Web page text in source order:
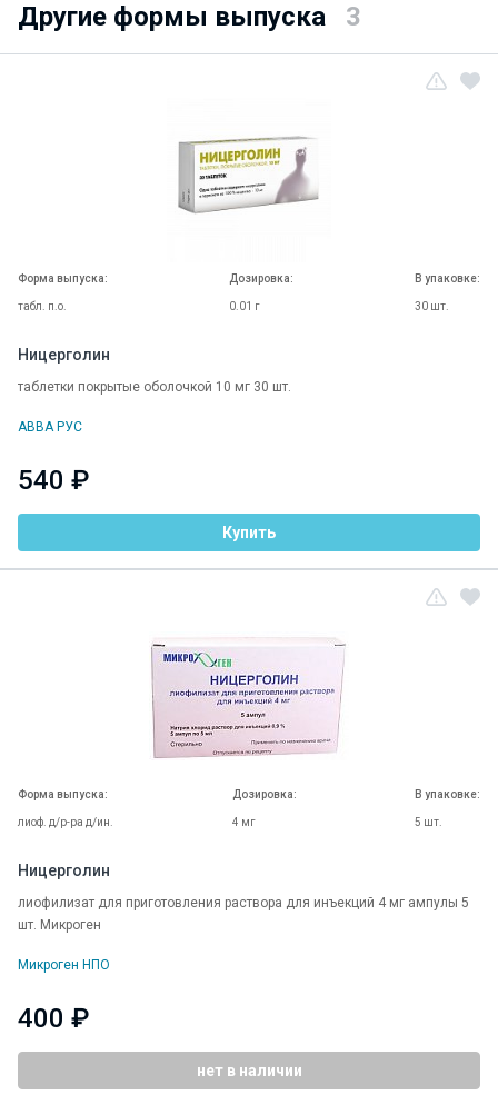
Другие формы выпуска 3
Форма выпуска:
табл. п.о.
Дозировка:
0.01 г
В упаковке:
30 шт.
Ницерголин
таблетки покрытые оболочкой 10 мг 30 шт.
АВВА РУС
540 ₽
Купить
Форма выпуска:
лиоф. д/р-ра д/ин.
Дозировка:
4 мг
В упаковке:
5 шт.
Ницерголин
лиофилизат для приготовления раствора для инъекций 4 мг ампулы 5
шт. Микроген
Микроген НПО
400 ₽
нет в наличии